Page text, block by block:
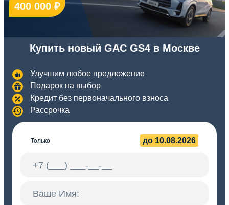
Купить новый GAC GS4 в Москве
Улучшим любое предложение
Подарок на выбор
Кредит без первоначального взноса
Рассрочка
400 000 ₽
Только до 10.08.2026